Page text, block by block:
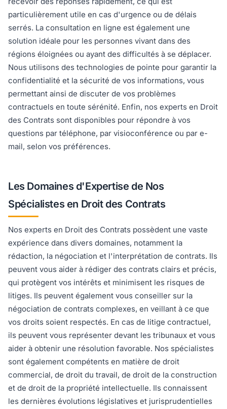
particulièrement utile en cas d'urgence ou de délais
serrés. La consultation en ligne est également une
solution idéale pour les personnes vivant dans des
régions éloignées ou ayant des difficultés à se déplacer.
Nous utilisons des technologies de pointe pour garantir la
confidentialité et la sécurité de vos informations, vous
permettant ainsi de discuter de vos problèmes
contractuels en toute sérénité. Enfin, nos experts en Droit
des Contrats sont disponibles pour répondre à vos
questions par téléphone, par visioconférence ou par e-
mail, selon vos préférences.
Les Domaines d'Expertise de Nos
Spécialistes en Droit des Contrats
Nos experts en Droit des Contrats possèdent une vaste
expérience dans divers domaines, notamment la
rédaction, la négociation et l'interprétation de contrats. Ils
peuvent vous aider à rédiger des contrats clairs et précis,
qui protègent vos intérêts et minimisent les risques de
litiges. Ils peuvent également vous conseiller sur la
négociation de contrats complexes, en veillant à ce que
vos droits soient respectés. En cas de litige contractuel,
ils peuvent vous représenter devant les tribunaux et vous
aider à obtenir une résolution favorable. Nos spécialistes
sont également compétents en matière de droit
commercial, de droit du travail, de droit de la construction
et de droit de la propriété intellectuelle. Ils connaissent
les dernières évolutions législatives et jurisprudentielles